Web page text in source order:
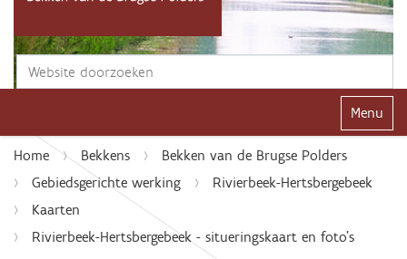
Zoek
Klap
Home Bekkens
Bekken van de Brugse Polders
Gebiedsgerichte werking
Rivierbeek-Hertsbergebeek
Kaarten
Rivierbeek-Hertsbergebeek - situeringskaart en foto's